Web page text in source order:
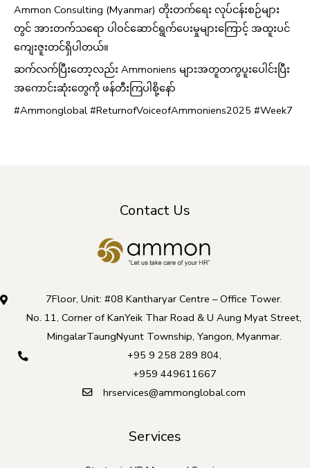
Ammon Consulting (Myanmar) တိုးတက်ရေး လုပ်ငန်းစဉ်များ
တွင် အားတက်သရော ပါဝင်ဆောင်ရွက်ပေးမှုများကြောင့် အထူးပင်
ကျေးဇူးတင်ရှိပါတယ်။
ဆက်လက်ပြီးတော့လည်း Ammoniens များအတူတကွပူးပေါင်းပြီး
အကောင်းဆုံးတွေကို ဖန်တီးကြပါစို့နော်
#Ammonglobal #ReturnofVoiceofAmmoniens2025 #Week7
Contact Us
7Floor, Unit: #08 Kantharyar Centre – Office Tower.
No. 11, Corner of KanYeik Thar Road & U Aung Myat Street,
MingalarTaungNyunt Township, Yangon, Myanmar.
+95 9 258 289 804,
+959 449611667
hrservices@ammonglobal.com
Services